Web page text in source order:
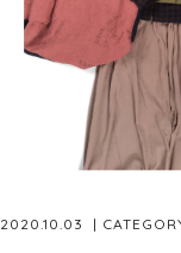
2020.10.03 |